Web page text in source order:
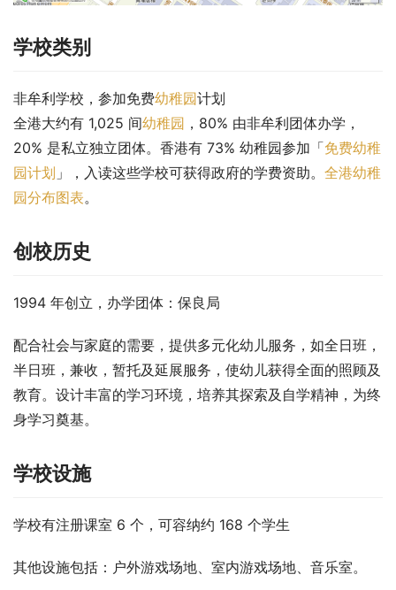
学校类别
非牟利学校，参加免费幼稚园计划
全港大约有 1,025 间幼稚园 ，80% 由非牟利团体办学，
20% 是私立独立团体。香港有 73% 幼稚园参加「免费幼稚
园计划 」，入读这些学校可获得政府的学费资助。 全港幼稚
园分布图表。
创校历史
1994 年创立，办学团体：保良局
配合社会与家庭的需要，提供多元化幼儿服务，如全日班，
半日班，兼收，暂托及延展服务，使幼儿获得全面的照顾及
教育。设计丰富的学习环境，培养其探索及自学精神，为终
身学习奠基。
学校设施
学校有注册课室 6 个，可容纳约 168 个学生
其他设施包括：户外游戏场地、室内游戏场地、音乐室。